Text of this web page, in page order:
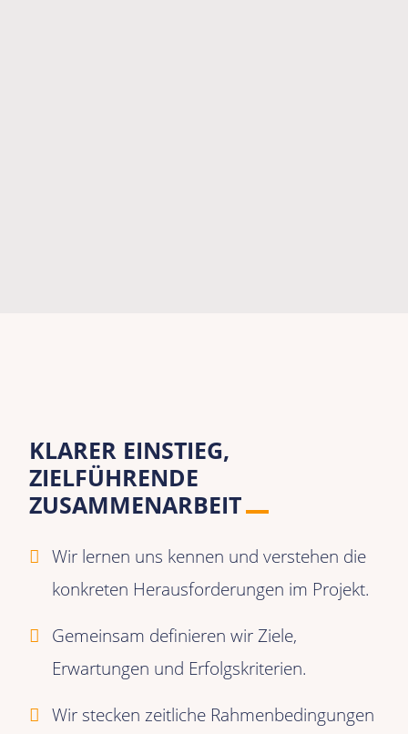
KLARER EINSTIEG,
ZIELFÜHRENDE
ZUSAMMENARBEIT
Wir lernen uns kennen und verstehen die
konkreten Herausforderungen im Projekt.
Gemeinsam definieren wir Ziele,
Erwartungen und Erfolgskriterien.
Wir stecken zeitliche Rahmenbedingungen